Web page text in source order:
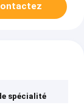
spécialité